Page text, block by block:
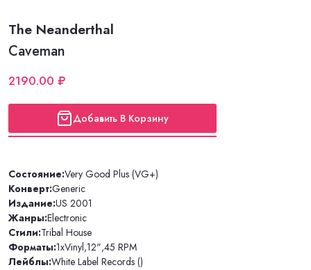
The Neanderthal
Caveman
2190.00 ₽
Добавить В Корзину
Состояние:Very Good Plus (VG+)
Конверт:Generic
Издание:US 2001
Жанры:Electronic
Стили:Tribal House
Форматы:1xVinyl,12",45 RPM
Лейблы:White Label Records ()